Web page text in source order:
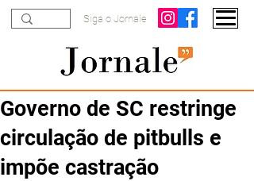
Siga o Jornale
Governo de SC restringe
circulação de pitbulls e
impõe castração